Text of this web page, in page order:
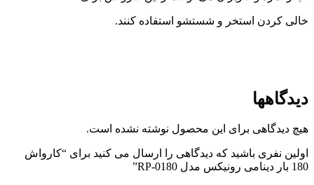
خالی کردن استخر و شستشو استفاده کنند.
دیدگاهها
هیچ دیدگاهی برای این محصول نوشته نشده است.
اولین نفری باشید که دیدگاهی را ارسال می کنید برای “کارواش
180 بار دینامی رونیکس مدل RP-0180”